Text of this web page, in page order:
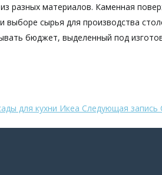
разных материалов. Каменная
выборе сырья для производства
бюджет, выделенный под
для кухни Икеа Следующая запись